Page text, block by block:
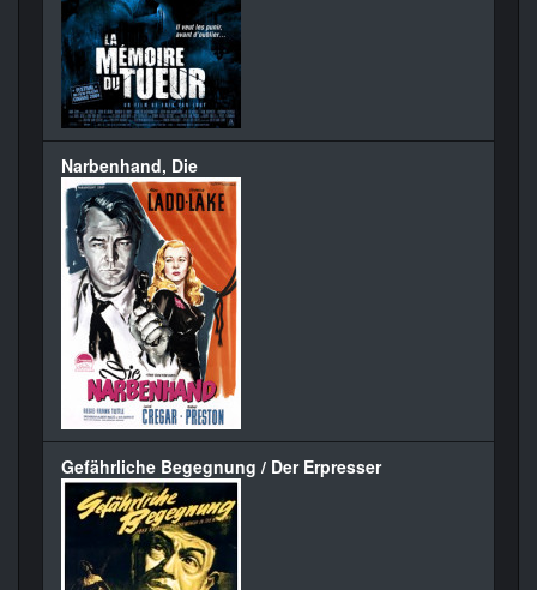
Narbenhand, Die
Gefährliche Begegnung / Der Erpresser